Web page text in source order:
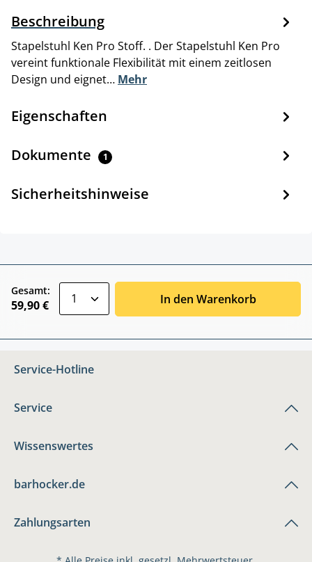
Beschreibung
Stapelstuhl Ken Pro Stoff. . Der Stapelstuhl Ken Pro
vereint funktionale Flexibilität mit einem zeitlosen
Design und eignet… Mehr
Eigenschaften
Dokumente 1
Sicherheitshinweise
Gesamt:
59,90 € In den Warenkorb
Service-Hotline
Service
Wissenswertes
barhocker.de
Zahlungsarten